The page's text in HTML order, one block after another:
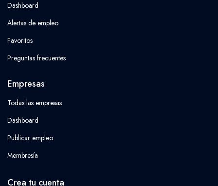
Dashboard
Alertas de empleo
Favoritos
Preguntas frecuentes
Empresas
Todas las empresas
Dashboard
Publicar empleo
Membresía
Crea tu cuenta